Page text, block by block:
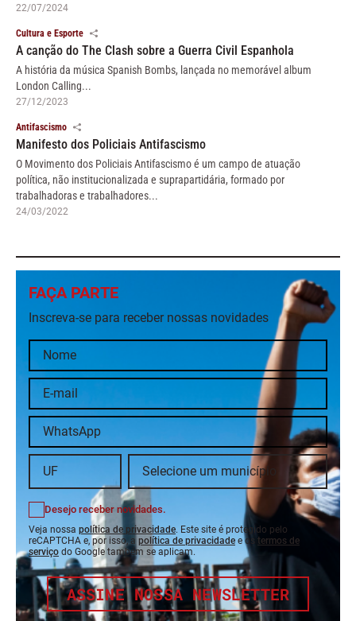
22/07/2024
Cultura e Esporte
A canção do The Clash sobre a Guerra Civil Espanhola
A história da música Spanish Bombs, lançada no memorável album
London Calling...
27/12/2023
Antifascismo
Manifesto dos Policiais Antifascismo
O Movimento dos Policiais Antifascismo é um campo de atuação
política, não institucionalizada e suprapartidária, formado por
trabalhadoras e trabalhadores...
24/03/2022
FAÇA PARTE
Inscreva-se para receber nossas novidades
Desejo receber novidades.
Veja nossa política de privacidade. Este site é protegido pelo
reCAPTCHA e, por isso, a política de privacidade e os termos de
serviço do Google também se aplicam.
ASSINE NOSSA NEWSLETTER